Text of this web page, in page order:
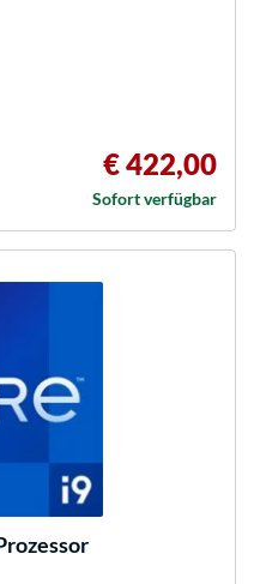
€ 422,00
Sofort verfügbar